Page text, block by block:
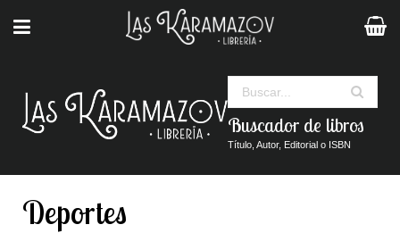
Buscador de libros
Título, Autor, Editorial o ISBN
Deportes